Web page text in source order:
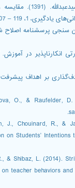
محمودیان، حسن؛ صفری، هادی؛ آقایی، حدیث؛ رضوانی فر،
1، 119 – 107.
(1391). بررسی شاخص های روان سنجی
کمک طلبی تحصیلی، ضرورتی انکارناپذیر
رسول و رشید، خسرو. (1394). اثر آموزش هدف‌گذاری بر
O., & Raufelder,
J., Chouinard, R., &
on Students’
& Shibaz, L. (2014).
teacher behaviors